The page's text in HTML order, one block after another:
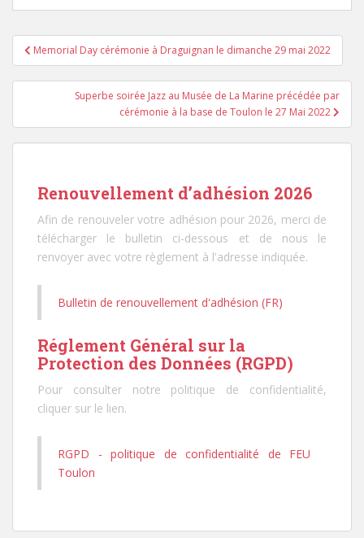
Navigation
de
l’article
Memorial Day cérémonie à Draguignan le dimanche 29 mai 2022
Superbe soirée Jazz au Musée de La Marine précédée par
cérémonie à la base de Toulon le 27 Mai 2022
Renouvellement d’adhésion 2026
Afin de renouveler votre adhésion pour 2026, merci de
télécharger le bulletin ci-dessous et de nous le
renvoyer avec votre règlement à l'adresse indiquée.
Bulletin de renouvellement d'adhésion (FR)
Réglement Général sur la
Protection des Données (RGPD)
Pour consulter notre politique de confidentialité,
cliquer sur le lien.
RGPD - politique de confidentialité de FEU
Toulon